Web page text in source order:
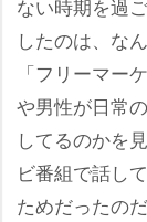
ない時期を過
したのは、な
「フリーマー
男性が日常の
してるのかを
ビ番組で話し
ためだったの